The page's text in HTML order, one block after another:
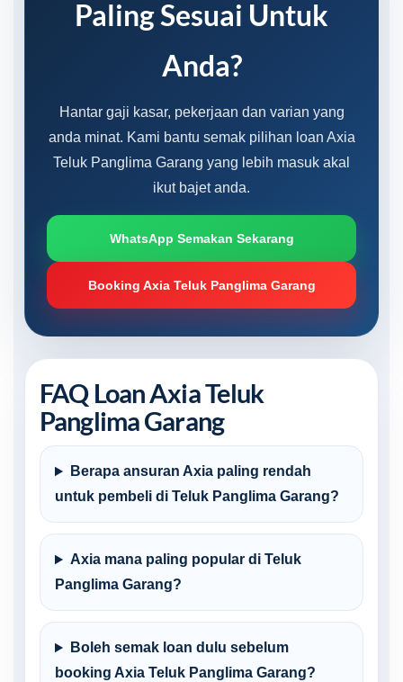
Paling Sesuai Untuk
Anda?
Hantar gaji kasar, pekerjaan dan varian yang
anda minat. Kami bantu semak pilihan loan Axia
Teluk Panglima Garang yang lebih masuk akal
ikut bajet anda.
WhatsApp Semakan Sekarang
Booking Axia Teluk Panglima Garang
FAQ Loan Axia Teluk
Panglima Garang
Berapa ansuran Axia paling rendah
untuk pembeli di Teluk Panglima Garang?
Axia mana paling popular di Teluk
Panglima Garang?
Boleh semak loan dulu sebelum
booking Axia Teluk Panglima Garang?